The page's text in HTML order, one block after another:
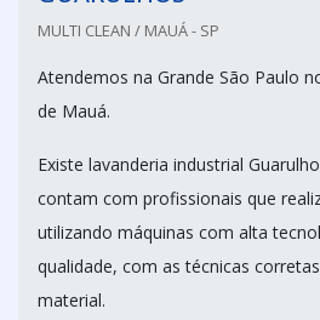
MULTI CLEAN / MAUÁ - SP
Atendemos na Grande São Paulo
de Mauá.
Existe lavanderia industrial
contam com profissionais que
utilizando máquinas com alta
qualidade, com as técnicas
material.